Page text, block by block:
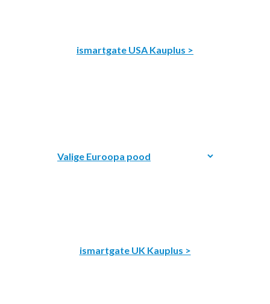
ismartgate USA Kauplus >
ismartgate UK Kauplus >